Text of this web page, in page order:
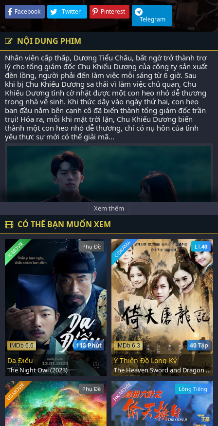
Facebook Twitter
Pinterest
Telegram
NỘI DUNG PHIM
Nhân viên cấp thấp, Dương Tiểu Châu, bất ngờ trở thành trợ
lý cho tổng giám đốc Chu Khiếu Dương của công ty sản xuất
đèn lồng, người phải đến làm việc mỗi sáng từ 6 giờ. Sau
khi bị Chu Khiếu Dương sa thải vì làm việc chủ quan, Chu
Khiếu Dương tình cờ nhặt được một con heo nhỏ dễ thương
trong nhà vệ sinh. Khi thức dậy vào ngày thứ hai, con heo
ban đầu nằm bên cạnh cô đã biến thành tổng giám đốc trần
trụi! Hóa ra, mỗi khi mặt trời lặn, Chu Khiếu Dương biến
thành một con heo nhỏ dễ thương, chỉ có nụ hôn của tình
yêu thực sự mới có thể giải mã...
Xem thêm
CÓ THỂ BẠN MUỐN XEM
Phụ Đề
118 Phút
IMDb 6.6
K-MOVIE
Dạ Điểu
The Night Owl (2023)
LT.40
40 Tập
IMDb 6.3
C-DRAMA
Ỷ Thiên Đồ Long Ký
The Heaven Sword and Dragon Saber (2009)
Phụ Đề
US-MOVIE Lồng Tiếng
HK-MOVIE